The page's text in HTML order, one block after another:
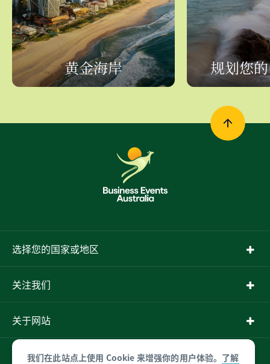
黄金海岸 规划您
我们在此站点上使用 Cookie 来增强你的用户体验。 了解
选择您的国家或地区
关注我们
关于网站
更多信息